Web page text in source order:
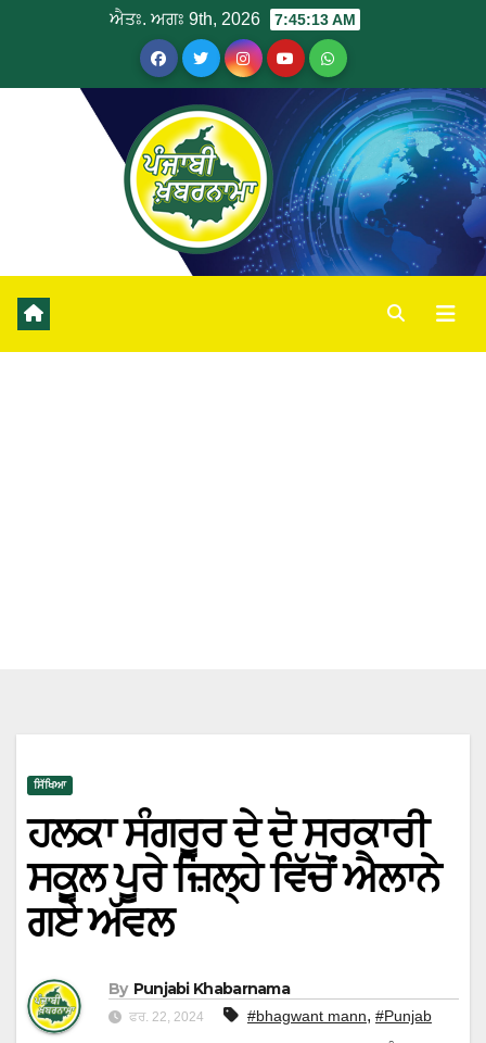
ਐਤਃ. ਅਗਃ 9th, 2026 7:45:14 AM
ਸਿੱਖਿਆ
ਹਲਕਾ ਸੰਗਰੂਰ ਦੇ ਦੋ ਸਰਕਾਰੀ
ਸਕੂਲ ਪੂਰੇ ਜ਼ਿਲ੍ਹੇ ਵਿੱਚੋਂ ਐਲਾਨੇ
ਗਏ ਅੱਵਲ
By Punjabi Khabarnama
ਫਰ. 22, 2024 #bhagwant mann, #Punjab